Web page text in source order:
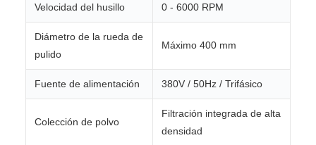
Velocidad del husillo 0 - 6000 RPM
Diámetro de la rueda de
pulido
Máximo 400 mm
Fuente de alimentación 380V / 50Hz / Trifásico
Colección de polvo
Filtración integrada de alta
densidad